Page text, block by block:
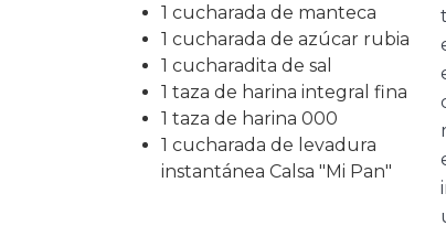
1 cucharada de manteca
1 cucharada de azúcar rubia
1 cucharadita de sal
1 taza de harina integral fina
1 taza de harina 000
1 cucharada de levadura
instantánea Calsa "Mi Pan"